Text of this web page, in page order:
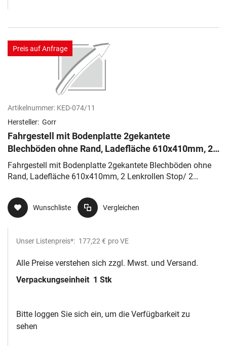
Preis auf Anfrage
Artikelnummer: KED-074/11
Hersteller: Gorr
Fahrgestell mit Bodenplatte 2gekantete
Blechböden ohne Rand, Ladefläche 610x410mm, 2
Lenkrollen Stop/ 2 Lenkrollen, Vo
Fahrgestell mit Bodenplatte 2gekantete Blechböden ohne
Rand, Ladefläche 610x410mm, 2 Lenkrollen Stop/ 2
Wunschliste Vergleichen
Unser Listenpreis*: 177,22 € pro VE
Alle Preise verstehen sich zzgl. Mwst. und Versand.
Verpackungseinheit 1 Stk
Bitte loggen Sie sich ein, um die Verfügbarkeit zu
sehen